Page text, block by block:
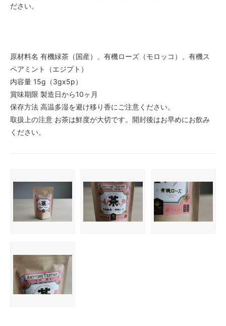
ださい。
原材料名 有機緑茶（国産）、有機ローズ（モロッコ）、有機ス
ペアミント（エジプト）
内容量 15g（3gx5p）
賞味期限 製造日から10ヶ月
保存方法 高温多湿を避け移り香にご注意ください。
取扱上の注意 お茶は鮮度が大切です。開封後はお早めにお飲み
ください。